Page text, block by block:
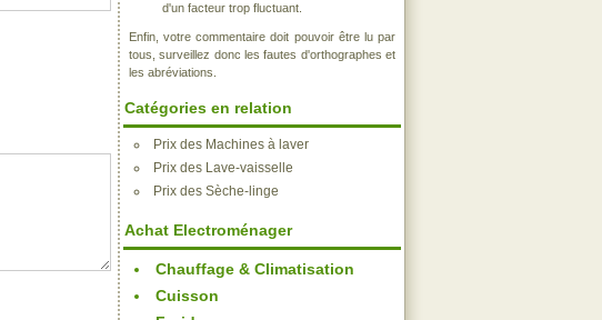
d'un facteur trop fluctuant.
Enfin, votre commentaire doit pouvoir être lu par
tous, surveillez donc les fautes d'orthographes et
les abréviations.
Catégories en relation
Prix des Machines à laver
Prix des Lave-vaisselle
Prix des Sèche-linge
Achat Electroménager
Chauffage & Climatisation
Cuisson